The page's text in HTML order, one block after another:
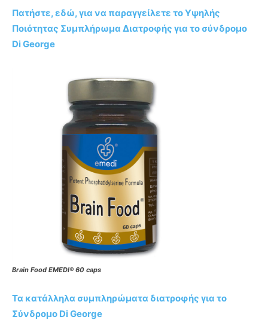
Πατήστε, εδώ, για να παραγγείλετε το Υψηλής
Ποιότητας Συμπλήρωμα Διατροφής για το σύνδρομο
Di George
Brain Food EMEDI® 60 caps
Τα κατάλληλα συμπληρώματα διατροφής για το
Σύνδρομο Di George